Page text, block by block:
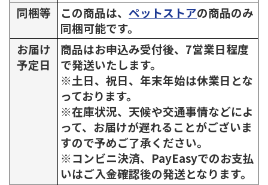
同梱等
この商品は、 ペットストアの商品のみ
同梱可能です。
お届け
予定日
商品はお申込み受付後、7営業日程度
で発送いたします。
※土日、祝日、年末年始は休業日とな
っております。
※在庫状況、天候や交通事情などによ
って、お届けが遅れることがございま
すので予めご了承ください。
※コンビニ決済、PayEasyでのお支払
いはご入金確認後の発送となります。